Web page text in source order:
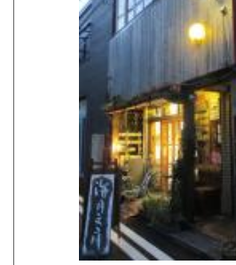
250円 福
長
250円 大
250円 鹿
250円